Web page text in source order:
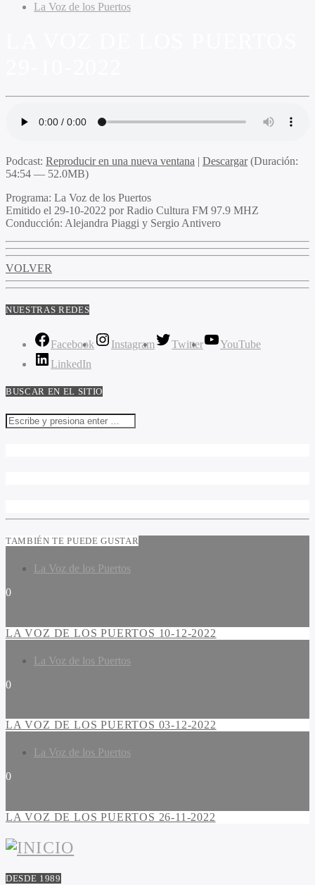
La Voz de los Puertos
Podcast: Reproducir en una nueva ventana | Descargar(Duración:
54:54 — 52.0MB)
Programa: La Voz de los Puertos
Emitido el 29-10-2022 por Radio Cultura FM 97.9 MHZ
Conducción: Alejandra Piaggi y Sergio Antivero
VOLVER
NUESTRAS REDES
Facebook Instagram Twitter
YouTube
LinkedIn
BUSCAR EN EL SITIO
TAMBIÉN TE PUEDE GUSTAR
La Voz de los Puertos
0
LA VOZ DE LOS PUERTOS 10-12-2022
La Voz de los Puertos
0
LA VOZ DE LOS PUERTOS 03-12-2022
La Voz de los Puertos
0
LA VOZ DE LOS PUERTOS 26-11-2022
DESDE 1989